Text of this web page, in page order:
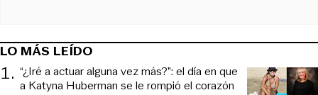
LO MÁS LEÍDO
1. “¿Iré a actuar alguna vez más?”: el día en que
a Katyna Huberman se le rompió el corazón